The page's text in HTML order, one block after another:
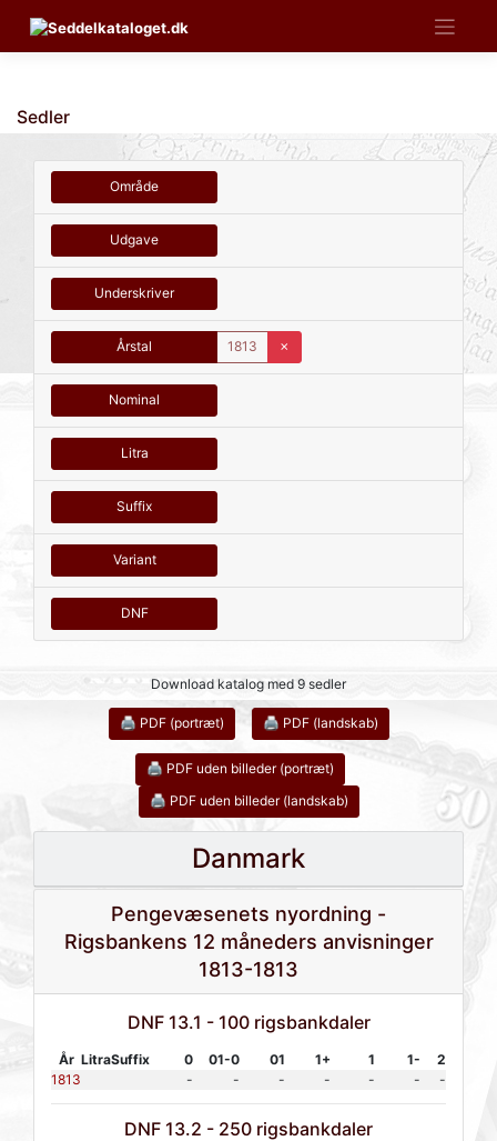
content
Sedler
Område
Udgave
Underskriver
Årstal 1813 ✗
Nominal
Litra
Suffix
Variant
DNF
Download katalog med 9 sedler
🖨 PDF (portræt) 🖨 PDF (landskab)
🖨 PDF uden billeder (portræt)
🖨 PDF uden billeder (landskab)
Danmark
Pengevæsenets nyordning -
Rigsbankens 12 måneders anvisninger
1813-1813
DNF 13.1 - 100 rigsbankdaler
År LitraSuffix 0 01-0 01 1+ 1 1-
2
1813
- - - - - - -
DNF 13.2 - 250 rigsbankdaler